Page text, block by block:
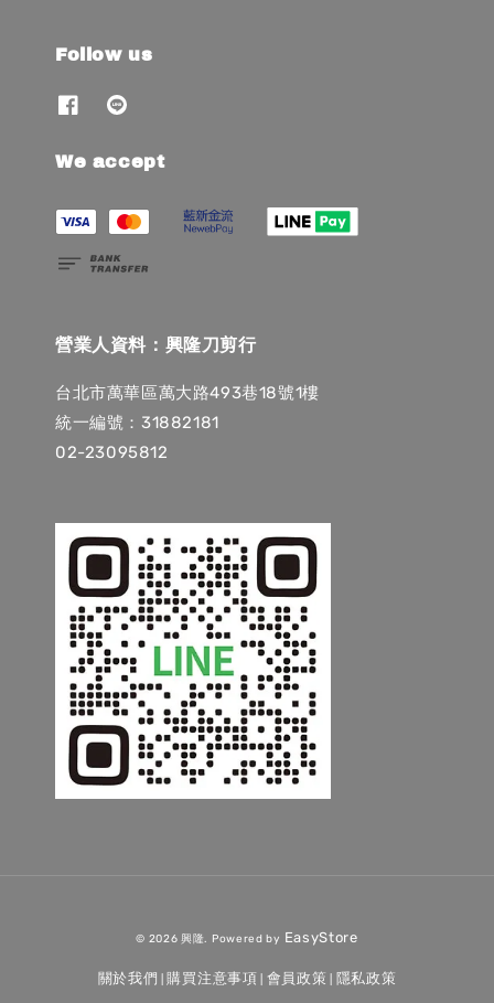
Follow us
We accept
營業人資料：興隆刀剪行
台北市萬華區萬大路493巷18號1樓
統一編號：31882181
02-23095812
© 2026 興隆. Powered by EasyStore
關於我們 |購買注意事項 會員政策 隱私政策